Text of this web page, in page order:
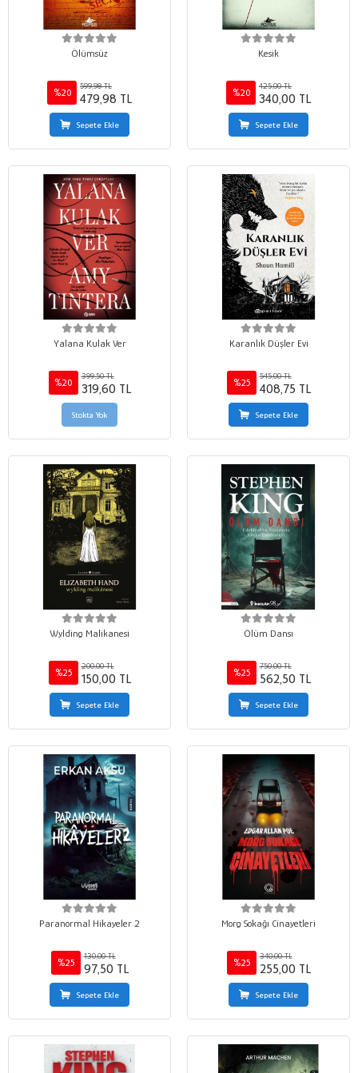
Ölümsüz
%20
599,98 TL
479,98 TL
Sepete Ekle
Kesik
%20
425,00 TL
340,00 TL
Sepete Ekle
Yalana Kulak Ver
%20
399,50 TL
319,60 TL
Stokta Yok
Karanlık Düşler Evi
%25
545,00 TL
408,75 TL
Sepete Ekle
Wylding Malikanesi
%25
200,00 TL
150,00 TL
Sepete Ekle
Ölüm Dansı
%25
750,00 TL
562,50 TL
Sepete Ekle
Paranormal Hikayeler 2
%25
130,00 TL
97,50 TL
Sepete Ekle
Morg Sokağı Cinayetleri
%25
340,00 TL
255,00 TL
Sepete Ekle